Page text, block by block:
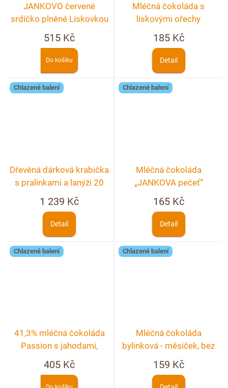
JANKOVO červené
srdíčko plněné Lískovkou
v KRABIČCE
515 Kč
Do košíku
Mléčná čokoláda s
lískovými ořechy
185 Kč
Detail
Chlazené balení
Dřevěná dárková krabička
s pralinkami a lanýži 20
ks s textem
1 239 Kč
Detail
Chlazené balení
Mléčná čokoláda
„JANKOVA pečeť“
165 Kč
Detail
Chlazené balení
41,3% mléčná čokoláda
Passion s jahodami,
malinami a fialkou
405 Kč
Chlazené balení
Mléčná čokoláda
bylinková - měsíček, bez
černý, chrpa, růže
159 Kč